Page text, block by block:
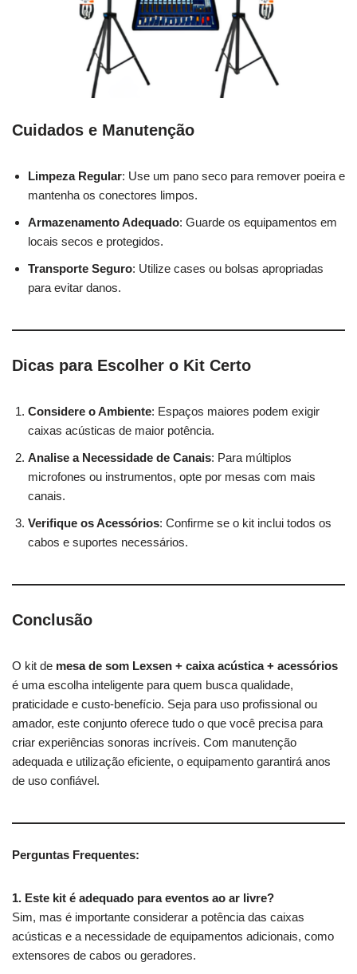
Cuidados e Manutenção
Limpeza Regular: Use um pano seco para remover poeira e
mantenha os conectores limpos.
Armazenamento Adequado: Guarde os equipamentos em
locais secos e protegidos.
Transporte Seguro: Utilize cases ou bolsas apropriadas
para evitar danos.
Dicas para Escolher o Kit Certo
Considere o Ambiente: Espaços maiores podem exigir
caixas acústicas de maior potência.
Analise a Necessidade de Canais: Para múltiplos
microfones ou instrumentos, opte por mesas com mais
canais.
Verifique os Acessórios: Confirme se o kit inclui todos os
cabos e suportes necessários.
Conclusão
O kit de mesa de som Lexsen + caixa acústica + acessórios
é uma escolha inteligente para quem busca qualidade,
praticidade e custo-benefício. Seja para uso profissional ou
amador, este conjunto oferece tudo o que você precisa para
criar experiências sonoras incríveis. Com manutenção
adequada e utilização eficiente, o equipamento garantirá anos
de uso confiável.
Perguntas Frequentes:
1. Este kit é adequado para eventos ao ar livre?
Sim, mas é importante considerar a potência das caixas
acústicas e a necessidade de equipamentos adicionais, como
extensores de cabos ou geradores.